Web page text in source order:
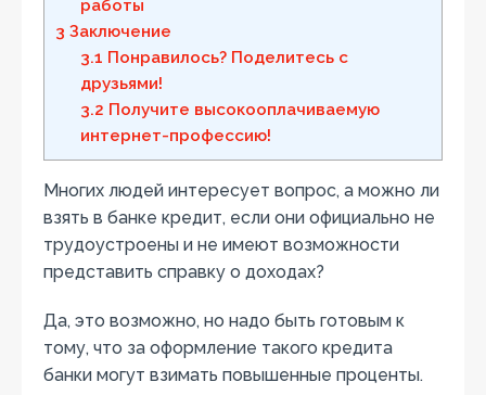
работы
3 Заключение
3.1 Понравилось? Поделитесь с
друзьями!
3.2 Получите высокооплачиваемую
интернет-профессию!
Многих людей интересует вопрос, а можно ли
взять в банке кредит, если они официально не
трудоустроены и не имеют возможности
представить справку о доходах?
Да, это возможно, но надо быть готовым к
тому, что за оформление такого кредита
банки могут взимать повышенные проценты.